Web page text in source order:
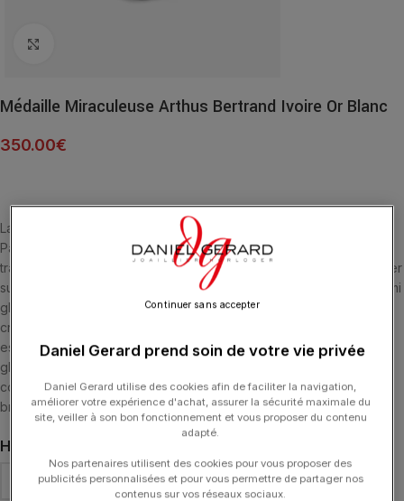
Médaille Miraculeuse Arthus Bertrand Ivoire Or Blanc
350.00€
La médaille miraculeuse est inspirée de l’apparition de la Vierge à
Paris en 1830. Arthus Bertrand aime réinterpréter les symboles,
transformant la médaille traditionnelle en un précieux bijou à garder
sur soi. La face présente la Sainte Vierge Marie debout sur un demi
globe terrestre, ses pieds écrasant le serpent. Sur le revers, une
croix surmonte l’ initiale de Marie. En dessous, le cœur de Jésus
est couronné d’épines et celui de la Vierge est transpercé d’un
glaive. Ce charmant pendentif en or et coloré d’une résine de
couleur ivoire se porte seul ou s’accumule sur un collier ou un
bracelet avec d’autres médailles de la Maison.
HAUTEUR
Daniel Gerard prend soin de votre vie privée
Daniel Gerard utilise des cookies afin de faciliter la navigation,
améliorer votre expérience d'achat, assurer la sécurité maximale du
site, veiller à son bon fonctionnement et vous proposer du contenu
adapté.
Nos partenaires utilisent des cookies pour vous proposer des
publicités personnalisées et pour vous permettre de partager nos
contenus sur vos réseaux sociaux.
Continuer sans accepter